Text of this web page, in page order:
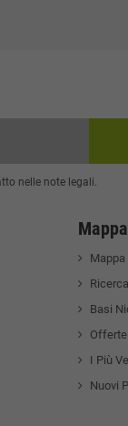
nelle note legali.
Mappa
Basi
Offerte
I Più
Nuovi